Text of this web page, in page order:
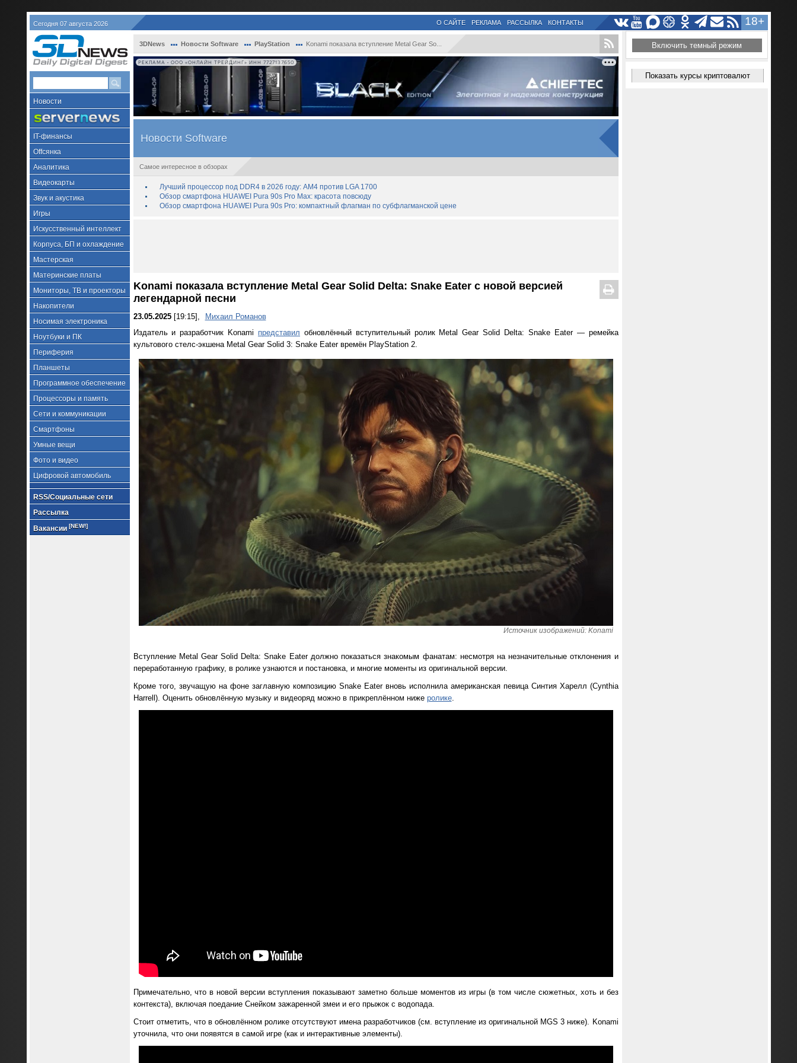
Сегодня 07 августа 2026 18+
О САЙТЕ РЕКЛАМА РАССЫЛКА КОНТАКТЫ
Новости
IT-финансы
Offсянка
Аналитика
Видеокарты
Звук и акустика
Игры
Искусственный интеллект
Корпуса, БП и охлаждение
Мастерская
Материнские платы
Мониторы, ТВ и проекторы
Накопители
Носимая электроника
Ноутбуки и ПК
Периферия
Планшеты
Программное обеспечение
Процессоры и память
Сети и коммуникации
Смартфоны
Умные вещи
Фото и видео
Цифровой автомобиль
RSS/Социальные сети
Рассылка
Вакансии [NEW!]
3DNews Новости Software PlayStation Konami показала вступление Metal Gear So...
РЕКЛАМА • ООО «ОНЛАЙН ТРЕЙДИНГ» ИНН 7727137650
Новости Software
Самое интересное в обзорах
Лучший процессор под DDR4 в 2026 году: AM4 против LGA 1700
Обзор смартфона HUAWEI Pura 90s Pro Max: красота повсюду
Обзор смартфона HUAWEI Pura 90s Pro: компактный флагман по субфлагманской цене
Konami показала вступление Metal Gear Solid Delta: Snake Eater с новой версией
легендарной песни
23.05.2025[19:15],
Михаил Романов
Издатель и разработчик Konami представил обновлённый вступительный ролик Metal Gear Solid Delta: Snake Eater — ремейка
культового стелс-экшена Metal Gear Solid 3: Snake Eater времён PlayStation 2.
Источник изображений: Konami
Вступление Metal Gear Solid Delta: Snake Eater должно показаться знакомым фанатам: несмотря на незначительные отклонения и
переработанную графику, в ролике узнаются и постановка, и многие моменты из оригинальной версии.
Кроме того, звучащую на фоне заглавную композицию Snake Eater вновь исполнила американская певица Синтия Харелл (Cynthia
Harrell). Оценить обновлённую музыку и видеоряд можно в прикреплённом ниже ролике.
Примечательно, что в новой версии вступления показывают заметно больше моментов из игры (в том числе сюжетных, хоть и без
контекста), включая поедание Снейком зажаренной змеи и его прыжок с водопада.
Стоит отметить, что в обновлённом ролике отсутствуют имена разработчиков (см. вступление из оригинальной MGS 3 ниже). Konami
уточнила, что они появятся в самой игре (как и интерактивные элементы).
Включить темный режим
Показать курсы криптовалют